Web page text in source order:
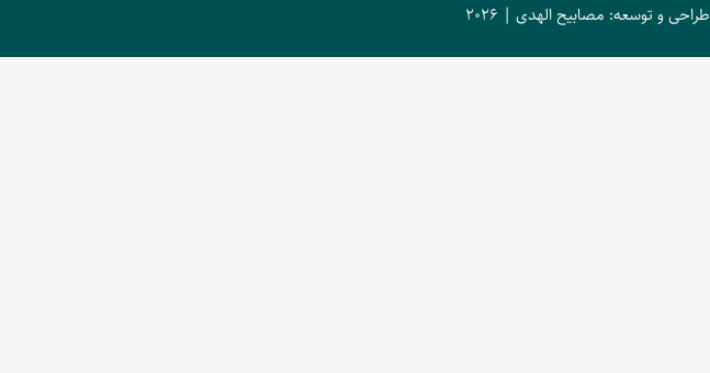
طراحی و توسعه: مصابیح الهدی | 2026